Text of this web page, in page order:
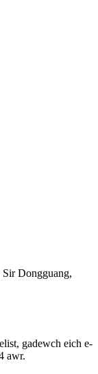
Dongguang,
gadewch eich e-
awr.